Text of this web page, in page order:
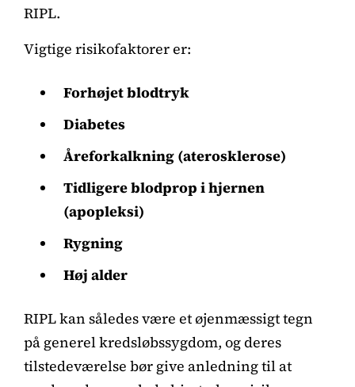
RIPL.
Vigtige risikofaktorer er:
Forhøjet blodtryk
Diabetes
Åreforkalkning (aterosklerose)
Tidligere blodprop i hjernen
(apopleksi)
Rygning
Høj alder
RIPL kan således være et øjenmæssigt tegn
på generel kredsløbssygdom, og deres
tilstedeværelse bør give anledning til at